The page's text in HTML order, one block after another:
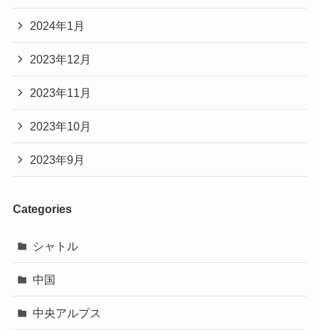
2024年1月
2023年12月
2023年11月
2023年10月
2023年9月
Categories
シャトル
中国
中央アルプス